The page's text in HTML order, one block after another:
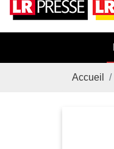
Accueil